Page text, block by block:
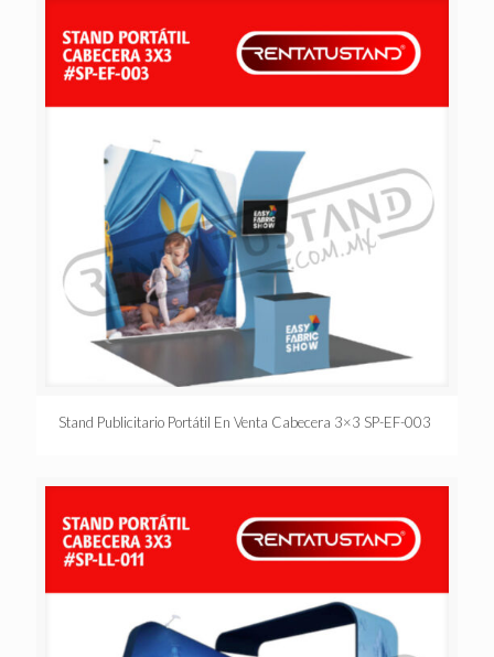
Stand Publicitario Portátil En Venta Cabecera 3×3 SP-EF-003